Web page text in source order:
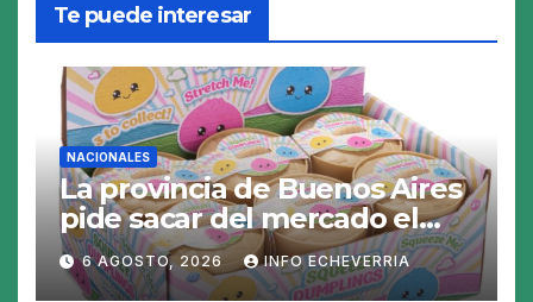
Te puede interesar
NACIONALES
La provincia de Buenos Aires
pide sacar del mercado el
«Squeezy Dumpling», un
juguete «tóxico»
6 AGOSTO, 2026 INFO ECHEVERRIA